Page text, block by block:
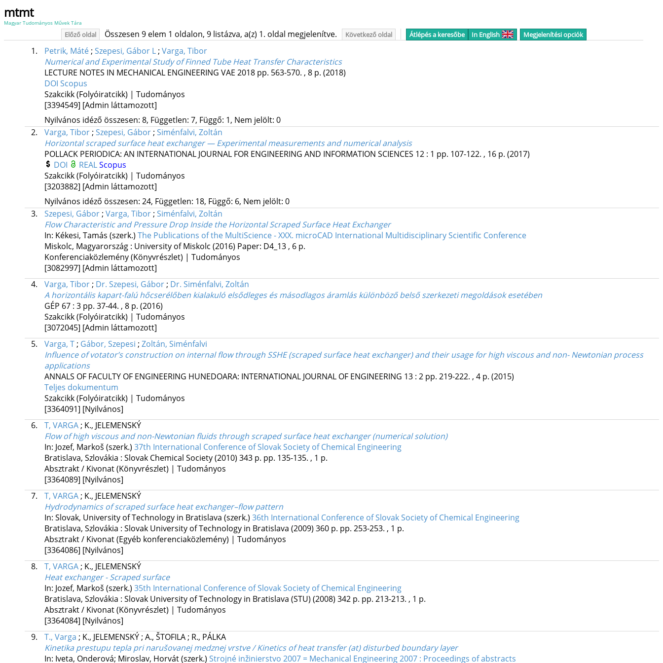
mtmt
Magyar Tudományos Művek Tára
Előző oldal Összesen 9 elem 1 oldalon, 9 listázva, a(z) 1. oldal megjelenítve. Következő oldal Átlépés a keresőbe In English Megjelenítési opciók
1. Petrik, Máté; Szepesi, Gábor L; Varga, Tibor
Numerical and Experimental Study of Finned Tube Heat Transfer Characteristics
LECTURE NOTES IN MECHANICAL ENGINEERING VAE 2018 pp. 563-570. , 8 p. (2018)
DOI Scopus
Szakcikk (Folyóiratcikk) | Tudományos
[3394549] [Admin láttamozott]
Nyilvános idéző összesen: 8, Független: 7, Függő: 1, Nem jelölt: 0
2.
Varga, Tibor; Szepesi, Gábor; Siménfalvi, Zoltán
Horizontal scraped surface heat exchanger — Experimental measurements and numerical analysis
POLLACK PERIODICA: AN INTERNATIONAL JOURNAL FOR ENGINEERING AND INFORMATION SCIENCES 12: 1 pp. 107-122. , 16 p. (2017)
DOI
REALScopus
Szakcikk (Folyóiratcikk) | Tudományos
[3203882] [Admin láttamozott]
Nyilvános idéző összesen: 24, Független: 18, Függő: 6, Nem jelölt: 0
3.
Szepesi, Gábor; Varga, Tibor; Siménfalvi, Zoltán
Flow Characteristic and Pressure Drop Inside the Horizontal Scraped Surface Heat Exchanger
In: Kékesi, Tamás (szerk.) The Publications of the MultiScience - XXX. microCAD International Multidisciplinary Scientific Conference
Miskolc, Magyarország : University of Miskolc (2016) Paper: D4_13 , 6 p.
Konferenciaközlemény (Könyvrészlet) | Tudományos
[3082997] [Admin láttamozott]
4.
Varga, Tibor; Dr. Szepesi, Gábor; Dr. Siménfalvi, Zoltán
A horizontális kapart-falú hőcserélőben kialakuló elsődleges és másodlagos áramlás különböző belső szerkezeti megoldások esetében
GÉP 67: 3 pp. 37-44. , 8 p. (2016)
Szakcikk (Folyóiratcikk) | Tudományos
[3072045] [Admin láttamozott]
5.
Varga, T; Gábor, Szepesi ; Zoltán, Siménfalvi
Influence of votator’s construction on internal flow through SSHE (scraped surface heat exchanger) and their usage for high viscous and non- Newtonian process
applications
ANNALS OF FACULTY OF ENGINEERING HUNEDOARA: INTERNATIONAL JOURNAL OF ENGINEERING 13: 2 pp. 219-222. , 4 p. (2015)
Teljes dokumentum
Szakcikk (Folyóiratcikk) | Tudományos
[3364091] [Nyilvános]
6.
T, VARGA; K., JELEMENSKÝ
Flow of high viscous and non-Newtonian fluids through scraped surface heat exchanger (numerical solution)
In: Jozef, Markoš (szerk.) 37th International Conference of Slovak Society of Chemical Engineering
Bratislava, Szlovákia : Slovak Chemical Society(2010) 343 p. pp. 135-135. , 1 p.
Absztrakt / Kivonat (Könyvrészlet) | Tudományos
[3364089] [Nyilvános]
7.
T, VARGA; K., JELEMENSKÝ
Hydrodynamics of scraped surface heat exchanger–flow pattern
In: Slovak, University of Technology in Bratislava (szerk.) 36th International Conference of Slovak Society of Chemical Engineering
Bratislava, Szlovákia : Slovak University of Technology in Bratislava (2009) 360 p. pp. 253-253. , 1 p.
Absztrakt / Kivonat (Egyéb konferenciaközlemény) | Tudományos
[3364086] [Nyilvános]
8.
T, VARGA; K., JELEMENSKÝ
Heat exchanger - Scraped surface
In: Jozef, Markoš (szerk.) 35th International Conference of Slovak Society of Chemical Engineering
Bratislava, Szlovákia : Slovak University of Technology in Bratislava (STU) (2008) 342 p. pp. 213-213. , 1 p.
Absztrakt / Kivonat (Könyvrészlet) | Tudományos
[3364084] [Nyilvános]
9.
T., Varga ; K., JELEMENSKÝ; A., ŠTOFILA; R., PÁLKA
Kinetika prestupu tepla pri narušovanej medznej vrstve / Kinetics of heat transfer (at) disturbed boundary layer
In: Iveta, Onderová; Miroslav, Horvát (szerk.) Strojné inžinierstvo 2007 = Mechanical Engineering 2007 : Proceedings of abstracts